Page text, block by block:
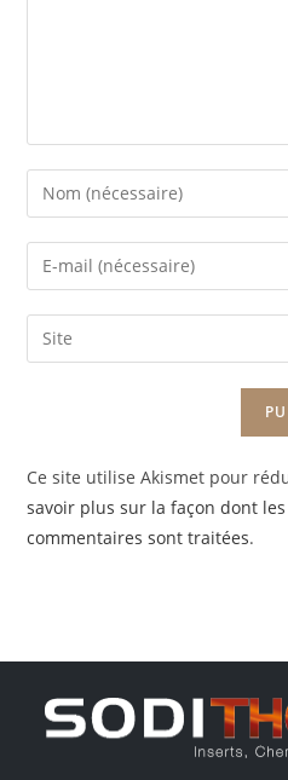
Enter
your
name
comment
Enter
your
email
address
Saisir
l’URL
(facultatif)
Ce site utilise Akismet pour
savoir plus sur la façon dont
commentaires sont traitées.